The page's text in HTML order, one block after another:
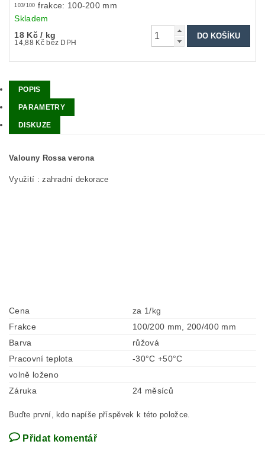
103/100 frakce: 100-200 mm
Skladem
18 Kč/ kg
14,88 Kč bez DPH
POPIS
PARAMETRY
DISKUZE
Valouny Rossa verona
Využití : zahradní dekorace
Cena
za 1/kg
Frakce
100/200 mm, 200/400 mm
Barva
růžová
Pracovní teplota
-30°C +50°C
volně loženo
Záruka
24 měsíců
Buďte první, kdo napíše příspěvek k této položce.
Přidat komentář